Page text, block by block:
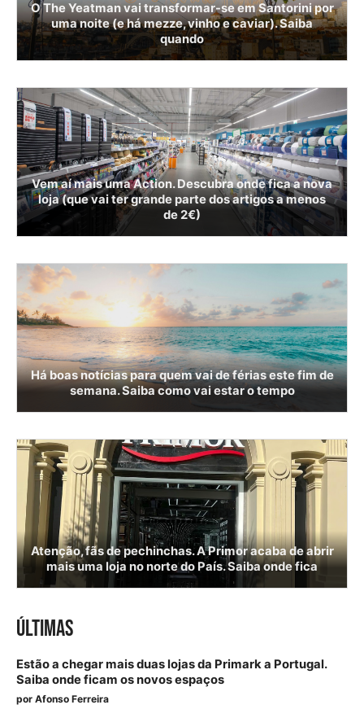
O The Yeatman vai transformar-se em Santorini por
uma noite (e há mezze, vinho e caviar). Saiba
quando
Vem aí mais uma Action. Descubra onde fica a nova
loja (que vai ter grande parte dos artigos a menos
de 2€)
Há boas notícias para quem vai de férias este fim de
semana. Saiba como vai estar o tempo
Atenção, fãs de pechinchas. A Primor acaba de abrir
mais uma loja no norte do País. Saiba onde fica
ÚLTIMAS
Estão a chegar mais duas lojas da Primark a Portugal.
Saiba onde ficam os novos espaços
por Afonso Ferreira